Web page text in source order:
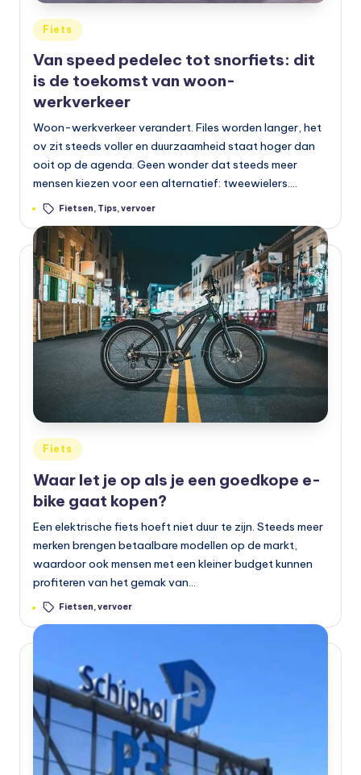
Geplaatst
in
Fiets
Van speed pedelec tot snorfiets: dit
is de toekomst van woon-
werkverkeer
Woon-werkverkeer verandert. Files worden langer, het
ov zit steeds voller en duurzaamheid staat hoger dan
ooit op de agenda. Geen wonder dat steeds meer
mensen kiezen voor een alternatief: tweewielers.…
Tags: Fietsen, Tips,vervoer
Geplaatst
in
Fiets
Waar let je op als je een goedkope e-
bike gaat kopen?
Een elektrische fiets hoeft niet duur te zijn. Steeds meer
merken brengen betaalbare modellen op de markt,
waardoor ook mensen met een kleiner budget kunnen
profiteren van het gemak van…
Tags: Fietsen,vervoer